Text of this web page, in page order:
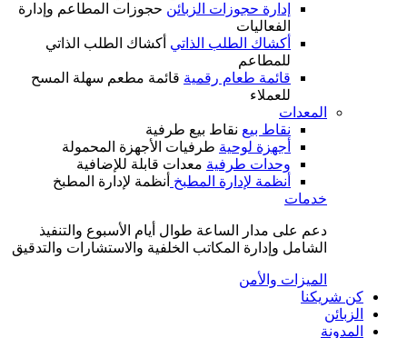
إدارة حجوزات الزبائن حجوزات المطاعم وإدارة
الفعاليات
أكشاك الطلب الذاتي أكشاك الطلب الذاتي
للمطاعم
قائمة طعام رقمية قائمة مطعم سهلة المسح
للعملاء
المعدات
نقاط بيع نقاط بيع طرفية
أجهزة لوحية طرفيات الأجهزة المحمولة
وحدات طرفية معدات قابلة للإضافية
أنظمة لإدارة المطبخ أنظمة لإدارة المطبخ
خدمات
دعم على مدار الساعة طوال أيام الأسبوع والتنفيذ
الشامل وإدارة المكاتب الخلفية والاستشارات والتدقيق
الميزات والأمن
كن شريكنا
الزبائن
المدونة